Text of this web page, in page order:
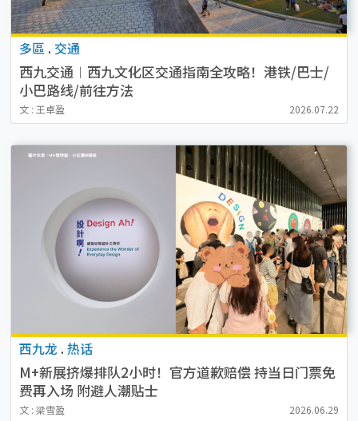
多區 . 交通
西九交通︱西九文化区交通指南全攻略！港铁/巴士/
小巴路线/前往方法
文 : 王卓盈 2026.07.22
西九龙 . 热话
M+新展挤爆排队2小时！官方道歉赔偿 持当日门票免
费再入场 附避人潮贴士
文 : 梁雪盈 2026.06.29